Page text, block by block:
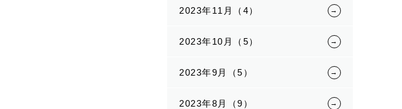
2023年11月（4）
2023年10月（5）
2023年9月（5）
2023年8月（9）